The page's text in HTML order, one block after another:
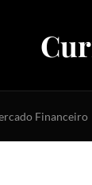
Financeiro